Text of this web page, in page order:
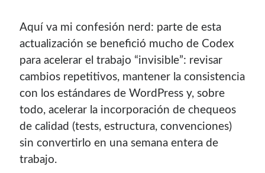
Aquí va mi confesión nerd: parte de esta
actualización se benefició mucho de Codex
para acelerar el trabajo “invisible”: revisar
cambios repetitivos, mantener la consistencia
con los estándares de WordPress y, sobre
todo, acelerar la incorporación de chequeos
de calidad (tests, estructura, convenciones)
sin convertirlo en una semana entera de
trabajo.